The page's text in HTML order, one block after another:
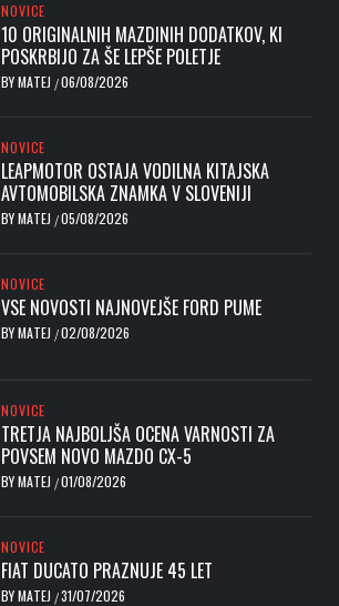
NOVICE
10 ORIGINALNIH MAZDINIH DODATKOV, KI
POSKRBIJO ZA ŠE LEPŠE POLETJE
BYMATEJ /06/08/2026
NOVICE
LEAPMOTOR OSTAJA VODILNA KITAJSKA
AVTOMOBILSKA ZNAMKA V SLOVENIJI
BYMATEJ /05/08/2026
NOVICE
VSE NOVOSTI NAJNOVEJŠE FORD PUME
BYMATEJ /02/08/2026
NOVICE
TRETJA NAJBOLJŠA OCENA VARNOSTI ZA
POVSEM NOVO MAZDO CX-5
BYMATEJ /01/08/2026
NOVICE
FIAT DUCATO PRAZNUJE 45 LET
BYMATEJ /31/07/2026